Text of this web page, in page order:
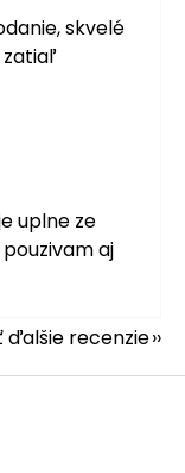
skvelé
zatiaľ
5 hviezdičiek.
uplne ze
aj
ďalšie recenzie